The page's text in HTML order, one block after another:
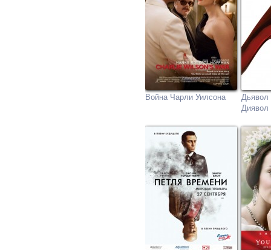
Война Чарли Уилсона
Дьявол
Диявол